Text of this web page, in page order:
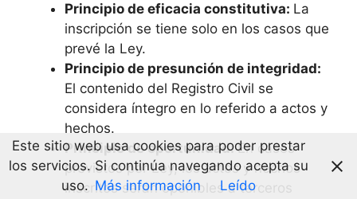
Principio de eficacia constitutiva: La
inscripción se tiene solo en los casos que
prevé la Ley.
Principio de presunción de integridad:
El contenido del Registro Civil se
considera íntegro en lo referido a actos y
hechos.
Principio de oportunidad:En casos
previstos por Ley, los actos y hechos
inscritos serán oponibles a terceros
Este sitio web usa cookies para poder prestar
los servicios. Si continúa navegando acepta su
uso. Más información Leído